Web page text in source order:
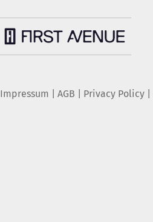
Impressum AGB Privacy Policy|